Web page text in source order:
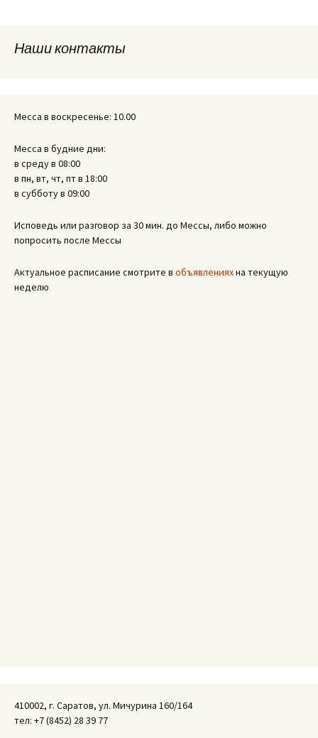
записям
Наши контакты
Месса в воскресенье: 10.00
Месса в будние дни:
в среду в 08:00
в пн, вт, чт, пт в 18:00
в субботу в 09:00
Исповедь или разговор за 30 мин. до Мессы, либо можно
попросить после Мессы
Актуальное расписание смотрите в объявленияхна текущую
неделю
410002, г. Саратов, ул. Мичурина 160/164
тел: +7 (8452) 28 39 77